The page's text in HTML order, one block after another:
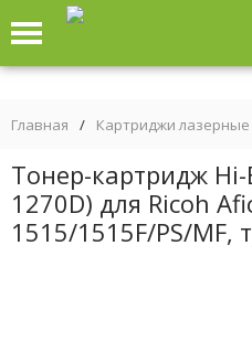
Главная / Картриджи лазерные
Тонер-картридж Hi-
1270D) для Ricoh
1515/1515F/PS/MF,